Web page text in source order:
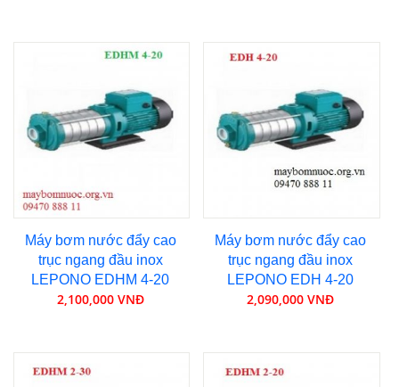
Máy bơm nước đẩy cao
trục ngang đầu inox
LEPONO EDHM 4-20
2,100,000 VNĐ
Máy bơm nước đẩy cao
trục ngang đầu inox
LEPONO EDH 4-20
2,090,000 VNĐ